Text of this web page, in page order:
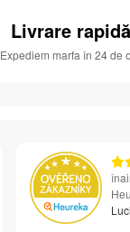
Livrare rapidă
Expediem marfa în 24 de